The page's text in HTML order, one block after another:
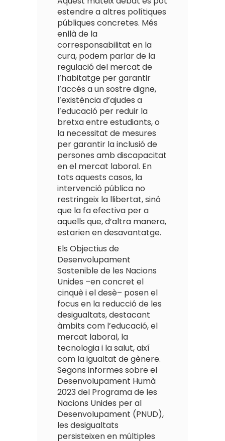
estendre a altres polítiques
públiques concretes. Més
enllà de la
corresponsabilitat en la
cura, podem parlar de la
regulació del mercat de
l’habitatge per garantir
l’accés a un sostre digne,
l’existència d’ajudes a
l’educació per reduir la
bretxa entre estudiants, o
la necessitat de mesures
per garantir la inclusió de
persones amb discapacitat
en el mercat laboral. En
tots aquests casos, la
intervenció pública no
restringeix la llibertat, sinó
que la fa efectiva per a
aquells que, d’altra manera,
estarien en desavantatge.
Els Objectius de
Desenvolupament
Sostenible de les Nacions
Unides –en concret el
cinquè i el desè– posen el
focus en la reducció de les
desigualtats, destacant
àmbits com l’educació, el
mercat laboral, la
tecnologia i la salut, així
com la igualtat de gènere.
Segons informes sobre el
Desenvolupament Humà
2023 del Programa de les
Nacions Unides per al
Desenvolupament (PNUD),
les desigualtats
persisteixen en múltiples